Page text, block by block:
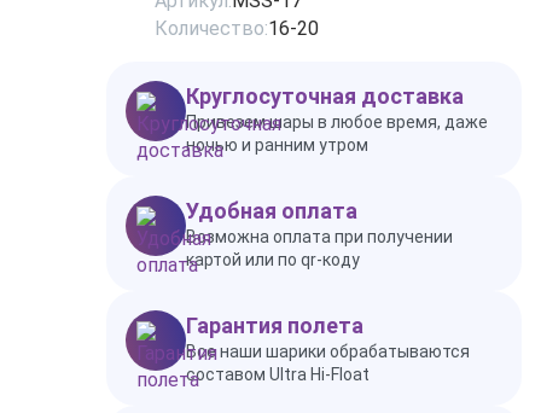
Количество:16-20
Круглосуточная доставка
Привезем шары в любое время, даже
ночью и ранним утром
Удобная оплата
Возможна оплата при получении
картой или по qr-коду
Гарантия полета
Все наши шарики обрабатываются
составом Ultra Hi-Float